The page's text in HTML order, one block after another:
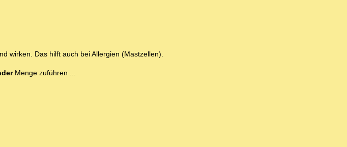
wirken. Das hilft auch bei Allergien (Mastzellen).
Menge zuführen ...